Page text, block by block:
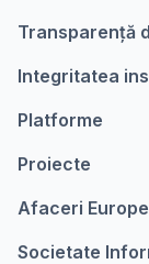
Transparență
Integritatea
Platforme
Proiecte
Afaceri
Societate